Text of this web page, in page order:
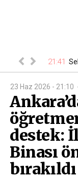
belli oldu 21:41
23 Haz 2026 - 21:10
destek:
Binası
bırakıldı